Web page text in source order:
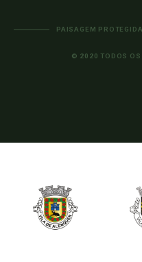
PAISAGEM
© 2020 TODOS OS